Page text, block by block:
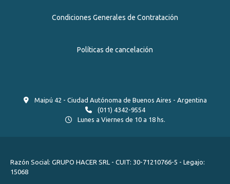
Condiciones Generales de Contratación
Políticas de cancelación
Maipú 42 - Ciudad Autónoma de Buenos Aires - Argentina
(011) 4342-9554
Lunes a Viernes de 10 a 18 hs.
Razón Social: GRUPO HACER SRL - CUIT: 30-71210766-5 - Legajo:
15068